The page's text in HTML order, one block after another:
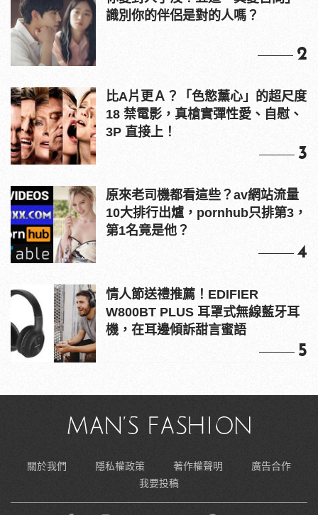
識別你的伴侶是對的人嗎？
2
比A片更Ａ？「色慾薰心」的超尺度
18 禁電影，真槍實彈性愛、自慰、
3P 直接上！
3
原來老司機都看這些？av網站流量
10大排行出爐，pornhub只排第3，
第1名竟是他？
4
情人節送禮推薦！EDIFIER
W800BT PLUS 耳罩式無線藍牙耳
機，在耳邊傾訴甜言蜜語
5
關於我們 隱私權政策 著作權聲明
廣告合作
我要投稿